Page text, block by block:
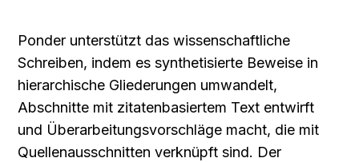
Ponder unterstützt das wissenschaftliche
Schreiben, indem es synthetisierte Beweise in
hierarchische Gliederungen umwandelt,
Abschnitte mit zitatenbasiertem Text entwirft
und Überarbeitungsvorschläge macht, die mit
Quellenausschnitten verknüpft sind. Der